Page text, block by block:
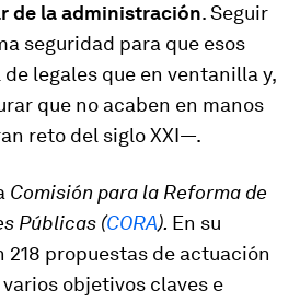
de la administración. Seguir
seguridad para que esos
legales que en ventanilla y,
que no acaben en manos
reto del siglo XXI—.
Comisión para la Reforma de
Públicas (CORA). En su
propuestas de actuación
objetivos claves e